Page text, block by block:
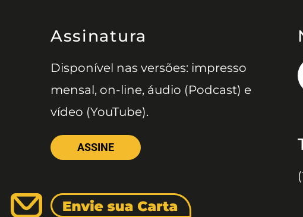
Assinatura
Disponível nas versões: impresso
mensal, on-line, áudio (Podcast) e
vídeo (YouTube).
ASSINE